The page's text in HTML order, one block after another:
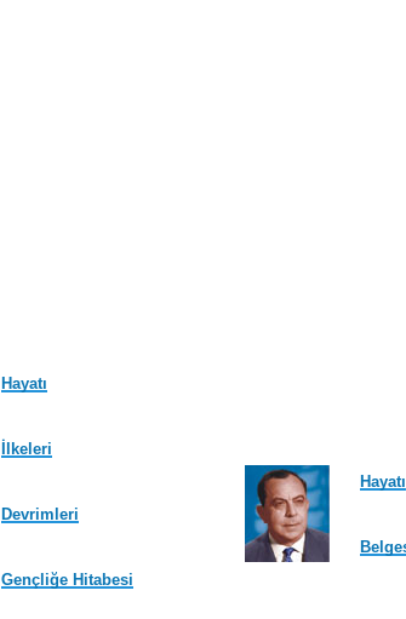
Hayatı
İlkeleri
Devrimleri
Gençliğe Hitabesi
Hayatı